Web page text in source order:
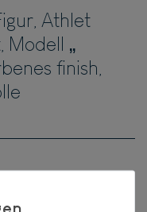
Athlet
Modell „
finish,